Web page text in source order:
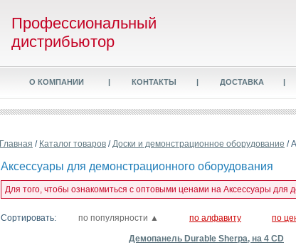
Профессиональный
дистрибьютор
О КОМПАНИИ | КОНТАКТЫ | ДОСТАВКА |
Главная / Каталог товаров /Доски и демонстрационное оборудование /
Аксессуары для демонстрационного оборудования
Для того, чтобы ознакомиться с оптовыми ценами на Аксессуары для
Сортировать: по популярности ▲ по алфавиту по
Демопанель Durable Sherpa, на 4 СD